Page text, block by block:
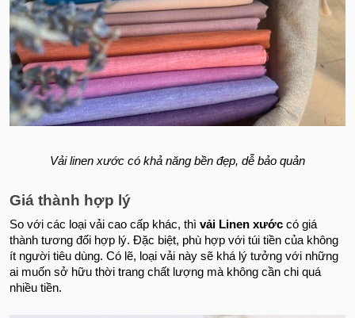
Vải linen xước có khả năng bền đẹp, dễ bảo quản
Giá thành hợp lý
So với các loại vải cao cấp khác, thì vải Linen xước có giá
thành tương đối hợp lý. Đặc biệt, phù hợp với túi tiền của không
ít người tiêu dùng. Có lẽ, loại vải này sẽ khá lý tưởng với những
ai muốn sở hữu thời trang chất lượng mà không cần chi quá
nhiều tiền.